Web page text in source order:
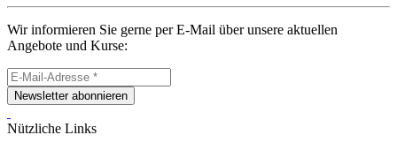
Wir informieren Sie gerne per E-Mail über unsere aktuellen
Angebote und Kurse:
Newsletter abonnieren
Nützliche Links